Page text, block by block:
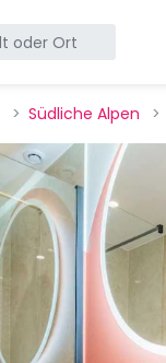
Südliche Alpen